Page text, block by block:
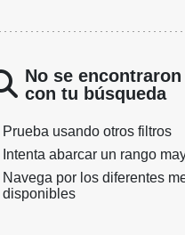
No se
con tu búsqueda
Prueba usando otros filtros
Intenta abarcar un rango
Navega por los diferentes
disponibles